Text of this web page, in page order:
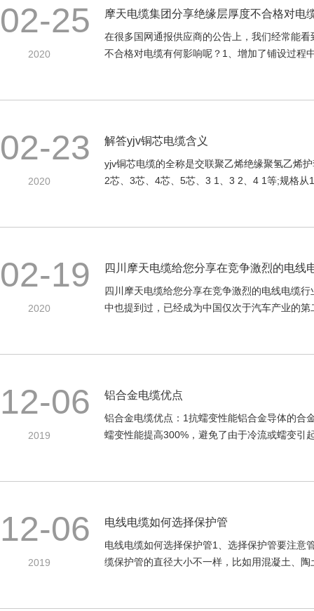
02-25
2020
摩天电缆集团分享绝缘层厚度不合格对电
在很多国网通报供应商的公告上，我们经常能
不合格对电缆有何影响呢？1、增加了铺设过程
02-23
2020
解答yjv铜芯电缆含义
yjv铜芯电缆的全称是交联聚乙烯绝缘聚氢乙烯
2芯、3芯、4芯、5芯、3 1、3 2、4 1等;规格从
02-19
2020
四川摩天电缆给您分享在竞争激烈的电线
四川摩天电缆给您分享在竞争激烈的电线电缆
中也提到过，已经成为中国仅次于汽车产业的
12-06
2019
铝合金电缆优点
铝合金电缆优点：1抗蠕变性能铝合金导体的合
蠕变性能提高300%，避免了由于冷流或蠕变引
12-06
2019
电线电缆如何选择保护管
电线电缆如何选择保护管1、选择保护管要注意
缆保护管的直径大小不一样，比如用混凝土、